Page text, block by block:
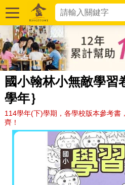
國小翰林小無敵學習
學年｝
114學年(下)學期，各學校版本參考書
齊！